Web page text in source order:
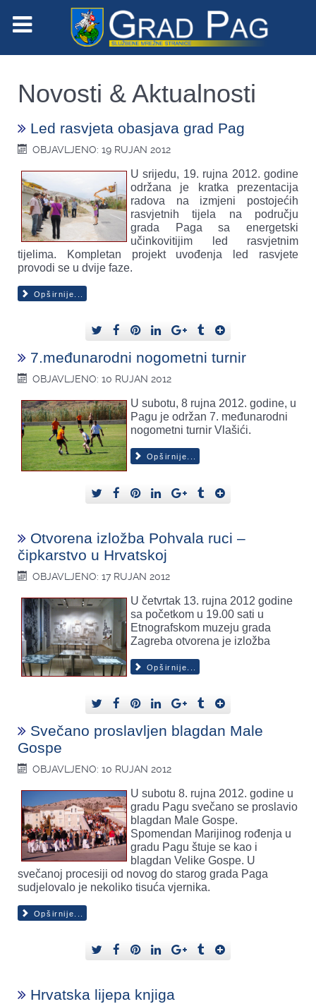
Novosti & Aktualnosti
Led rasvjeta obasjava grad Pag
OBJAVLJENO: 19 RUJAN 2012
U srijedu, 19. rujna 2012. godine
održana je kratka prezentacija
radova na izmjeni postojećih
rasvjetnih tijela na području
grada Paga sa energetski
učinkovitijim led rasvjetnim
tijelima. Kompletan projekt uvođenja led rasvjete
provodi se u dvije faze.
Opširnije...
7.međunarodni nogometni turnir
OBJAVLJENO: 10 RUJAN 2012
U subotu, 8 rujna 2012. godine, u
Pagu je održan 7. međunarodni
nogometni turnir Vlašići.
Opširnije...
Otvorena izložba Pohvala ruci –
čipkarstvo u Hrvatskoj
OBJAVLJENO: 17 RUJAN 2012
U četvrtak 13. rujna 2012 godine
sa početkom u 19.00 sati u
Etnografskom muzeju grada
Zagreba otvorena je izložba
Opširnije...
Svečano proslavljen blagdan Male
Gospe
OBJAVLJENO: 10 RUJAN 2012
U subotu 8. rujna 2012. godine u
gradu Pagu svečano se proslavio
blagdan Male Gospe.
Spomendan Marijinog rođenja u
gradu Pagu štuje se kao i
blagdan Velike Gospe. U
svečanoj procesiji od novog do starog grada Paga
sudjelovalo je nekoliko tisuća vjernika.
Opširnije...
Hrvatska lijepa knjiga